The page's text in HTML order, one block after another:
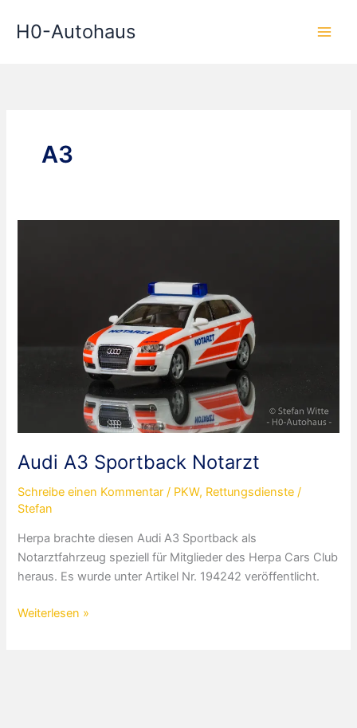
InhaltH0-Autohaus
A3
Audi A3 Sportback Notarzt
Schreibe einen Kommentar / PKW, Rettungsdienste /
Stefan
Herpa brachte diesen Audi A3 Sportback als
Notarztfahrzeug speziell für Mitglieder des Herpa Cars Club
heraus. Es wurde unter Artikel Nr. 194242 veröffentlicht.
Audi
Weiterlesen »